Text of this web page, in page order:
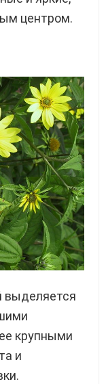
центром.
выделяется
крупными
и